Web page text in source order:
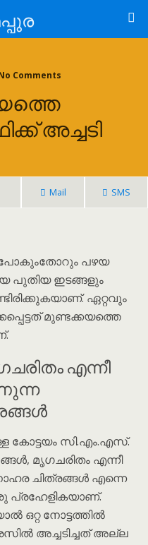
Comments
അച്ചടി
Mail SMS
പോകും‌തോറും പഴയ
പുതിയ ഇടങ്ങളും
ഏറ്റവും
മുണ്ടക്കയത്തെ
എന്നീ
കോട്ടയം സി.എം.എസ്.
മൃഗചരിതം എന്നീ
ചിത്രങ്ങൾ എന്നെ
പ്രഹേളികയാണ്.
ഒറ്റ നോട്ടത്തിൽ
അച്ചടിച്ചത് അല്ല